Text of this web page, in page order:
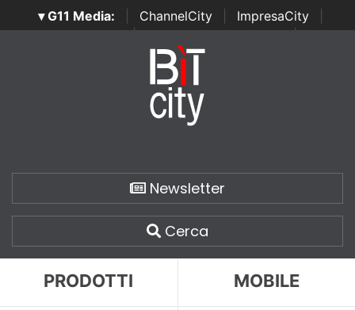
▾ G11 Media: ChannelCity ImpresaCity
SecurityOpenLab | Italian Channel Awards | Italian
Italian Security Awards
Newsletter
Cerca
PRODOTTI MOBILE